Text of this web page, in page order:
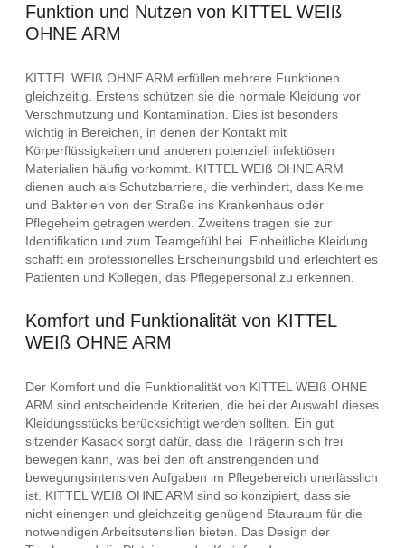
Funktion und Nutzen von KITTEL WEIß
OHNE ARM
KITTEL WEIß OHNE ARM erfüllen mehrere Funktionen
gleichzeitig. Erstens schützen sie die normale Kleidung vor
Verschmutzung und Kontamination. Dies ist besonders
wichtig in Bereichen, in denen der Kontakt mit
Körperflüssigkeiten und anderen potenziell infektiösen
Materialien häufig vorkommt. KITTEL WEIß OHNE ARM
dienen auch als Schutzbarriere, die verhindert, dass Keime
und Bakterien von der Straße ins Krankenhaus oder
Pflegeheim getragen werden. Zweitens tragen sie zur
Identifikation und zum Teamgefühl bei. Einheitliche Kleidung
schafft ein professionelles Erscheinungsbild und erleichtert es
Patienten und Kollegen, das Pflegepersonal zu erkennen.
Komfort und Funktionalität von KITTEL
WEIß OHNE ARM
Der Komfort und die Funktionalität von KITTEL WEIß OHNE
ARM sind entscheidende Kriterien, die bei der Auswahl dieses
Kleidungsstücks berücksichtigt werden sollten. Ein gut
sitzender Kasack sorgt dafür, dass die Trägerin sich frei
bewegen kann, was bei den oft anstrengenden und
bewegungsintensiven Aufgaben im Pflegebereich unerlässlich
ist. KITTEL WEIß OHNE ARM sind so konzipiert, dass sie
nicht einengen und gleichzeitig genügend Stauraum für die
notwendigen Arbeitsutensilien bieten. Das Design der